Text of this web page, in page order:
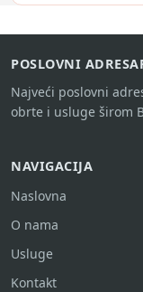
POSLOVNI
Najveći poslovni
obrte i usluge širom
NAVIGACIJA
Naslovna
O nama
Usluge
Kontakt